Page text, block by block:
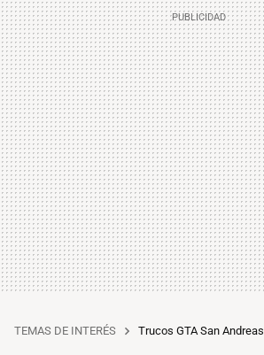
TEMAS DE INTERÉS Trucos GTA San Andreas